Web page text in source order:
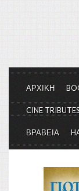
ΑΡΧΙΚΗ
CINE
ΒΡΑΒΕΙΑ